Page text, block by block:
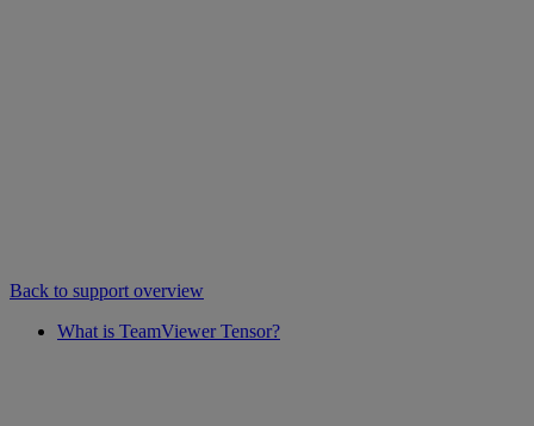
Back to support overview
What is TeamViewer Tensor?